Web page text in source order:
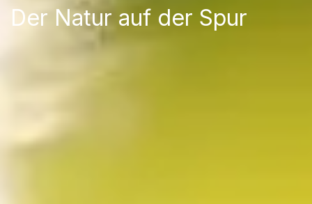
Der Natur auf der Spur